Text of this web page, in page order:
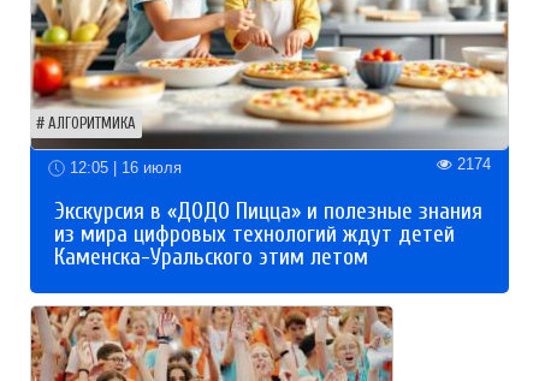
АЛГОРИТМИКА
12:05 | 16 июля 2174
Экскурсия в «ДОДО Пицца» и полезные знания
из мира цифровых технологий ждут детей
Каменска-Уральского этим летом